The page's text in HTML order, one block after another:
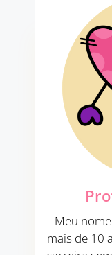
Meu
mais de 10